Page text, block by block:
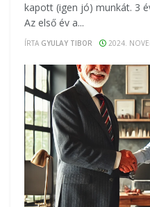
kapott (igen jó) munkát. 3
Az első év a...
ÍRTA GYULAY TIBOR 2024.